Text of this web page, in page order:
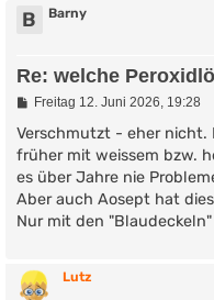
B Barny
Re: welche
B
i
t
r
a
g
Freitag 12. Juni 2026, 19:28
Verschmutzt - eher nicht.
früher mit weissem bzw.
es über Jahre nie
Aber auch Aosept hat
Nur mit den
Lutz